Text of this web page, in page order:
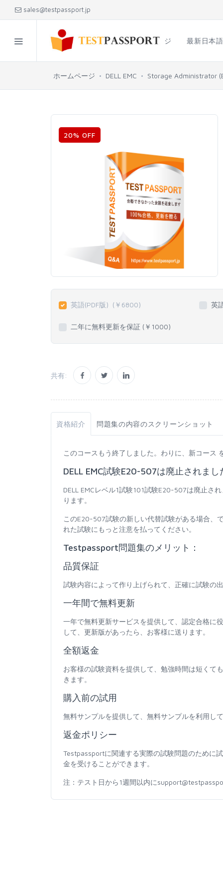
sales@testpassport.jp
ホームページ 最新日本
ホームページ DELL EMC Storage Administrator
20% OFF
英語(PDF版) (￥ 6800) 英
二年に無料更新を保証 (￥ 1000)
共有:
資格紹介 問題集の内容のスクリーンショット
このコースもう終了しました。わりに、新コース
DELL EMC試験E20-507は廃止されまし
DELL EMCレベル1試験101試験E20-507は廃止さ
ります。
このE20-507試験の新しい代替試験がある場合、
れた試験にもっと注意を払ってください。
Testpassport問題集のメリット：
品質保証
試験内容によって作り上げられて、正確に試験の
一年間で無料更新
一年で無料更新サービスを提供して、認定合格に
して、更新版があったら、お客様に送ります。
全額返金
お客様の試験資料を提供して、勉強時間は短くて
きます。
購入前の試用
無料サンプルを提供して、無料サンプルを利用し
返金ポリシー
Testpassportに関連する実際の試験問題のために
金を受けることができます。
注：テスト日から1週間以内に